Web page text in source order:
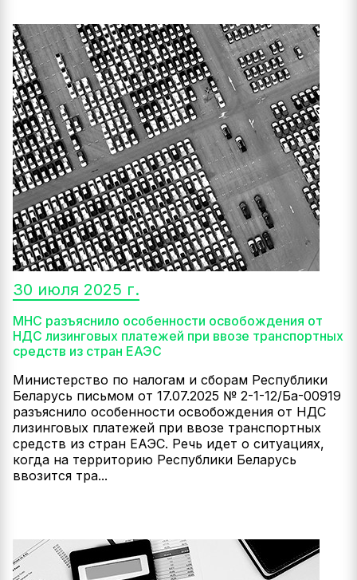
30 июля 2025 г.
МНС разъяснило особенности освобождения от
НДС лизинговых платежей при ввозе транспортных
средств из стран ЕАЭС
Министерство по налогам и сборам Республики
Беларусь письмом от 17.07.2025 № 2-1-12/Ба-00919
разъяснило особенности освобождения от НДС
лизинговых платежей при ввозе транспортных
средств из стран ЕАЭС. Речь идет о ситуациях,
когда на территорию Республики Беларусь
ввозится тра...